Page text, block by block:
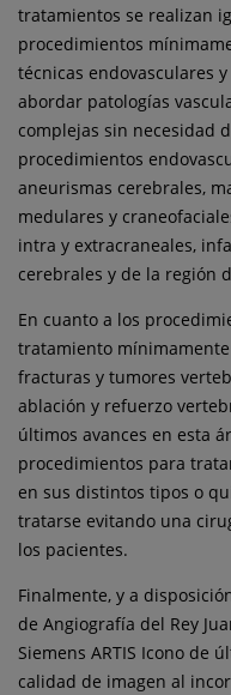
tratamientos se realizan
procedimientos
técnicas endovasculares
abordar patologías
complejas sin necesidad
procedimientos
aneurismas cerebrales,
medulares y
intra y extracraneales,
cerebrales y de la región
En cuanto a los
tratamiento
fracturas y tumores
ablación y refuerzo
últimos avances en esta
procedimientos para
en sus distintos tipos o
tratarse evitando una
los pacientes.
Finalmente, y a
de Angiografía del Rey
Siemens ARTIS Icono de
calidad de imagen al